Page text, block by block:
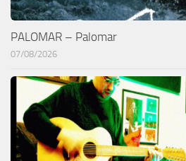
PALOMAR – Palomar
07/08/2026